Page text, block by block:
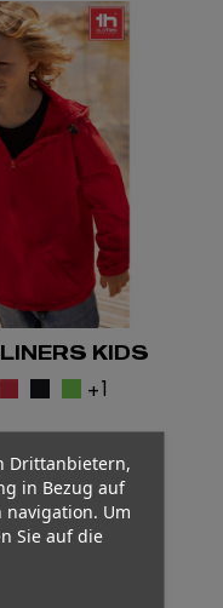
KIDS
+1
Drittanbietern,
in Bezug auf
Um
Sie auf die